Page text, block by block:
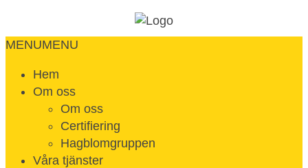
MENUMENU
Hem
Om oss
Om oss
Certifiering
Hagblomgruppen
Våra tjänster